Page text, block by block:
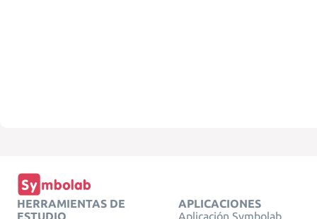
HERRAMIENTAS DE
APLICACIONES